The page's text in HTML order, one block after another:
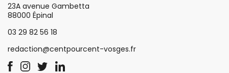
23A avenue Gambetta
88000 Épinal
03 29 82 56 18
redaction@centpourcent-vosges.fr